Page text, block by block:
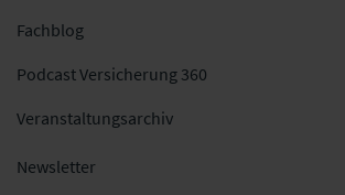
Fachblog
Podcast Versicherung 360
Veranstaltungsarchiv
Newsletter